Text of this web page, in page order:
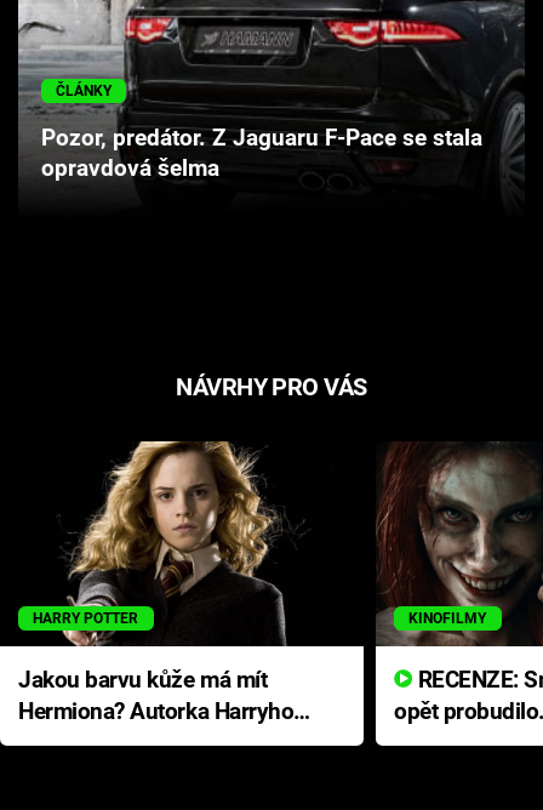
Hry
Cool Esport
Pořady
ČLÁNKY
Pozor, predátor. Z Jaguaru F-Pace se stala
opravdová šelma
NÁVRHY PRO VÁS
HARRY POTTER
Jakou barvu kůže má mít
Hermiona? Autorka Harryho
Pottera přišla s ráznou
KINOFILMY
opět
přichází s